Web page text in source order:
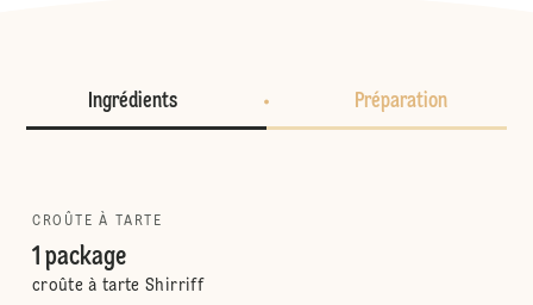
Ingrédients Préparation
CROÛTE À TARTE
1 package
croûte à tarte Shirriff